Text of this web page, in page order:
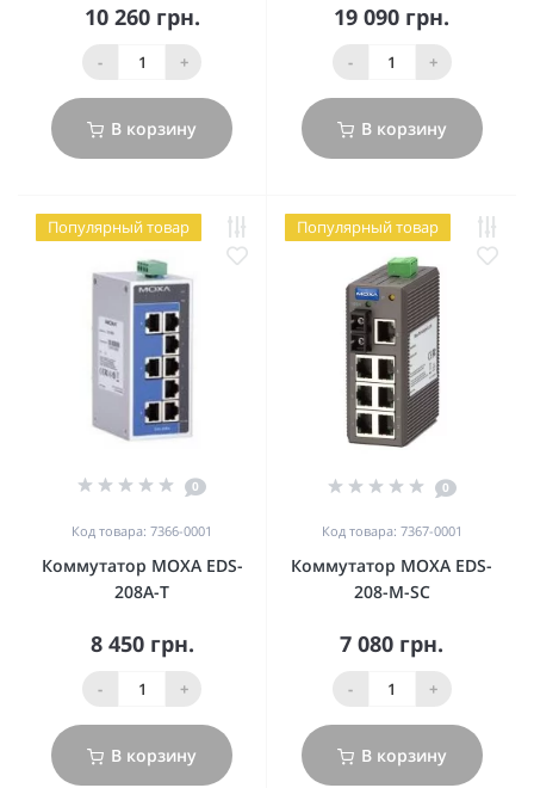
10 260 грн.
- +
В корзину
19 090 грн.
- +
В корзину
Популярный товар
0
Код товара: 7366-0001
Коммутатор MOXA EDS-
208A-T
8 450 грн.
- +
В корзину
Популярный товар
0
Код товара: 7367-0001
Коммутатор MOXA EDS-
208-M-SC
7 080 грн.
- +
В корзину